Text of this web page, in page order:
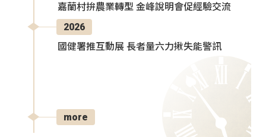
嘉蘭村拚農業轉型 金峰說明會促經驗交流
2026
國健署推互動展 長者量六力揪失能警訊
more